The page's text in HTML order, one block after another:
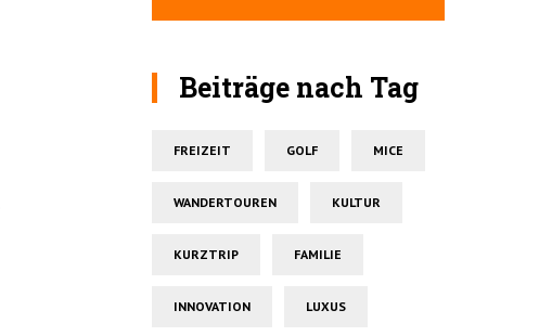
Beiträge nach Tag
FREIZEIT GOLF MICE
WANDERTOUREN KULTUR
KURZTRIP FAMILIE
INNOVATION LUXUS